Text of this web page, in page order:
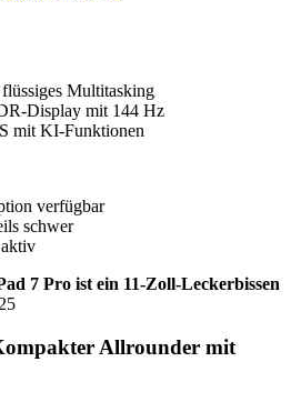
Multitasking
Display mit 144 Hz
mit KI-Funktionen
verfügbar
schwer
7 Pro ist ein 11-Zoll-Leckerbissen
Allrounder mit